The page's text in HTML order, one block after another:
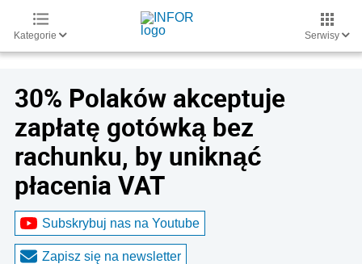
Kategorie Serwisy
30% Polaków akceptuje
zapłatę gotówką bez
rachunku, by uniknąć
płacenia VAT
Subskrybuj nas na Youtube
Zapisz się na newsletter